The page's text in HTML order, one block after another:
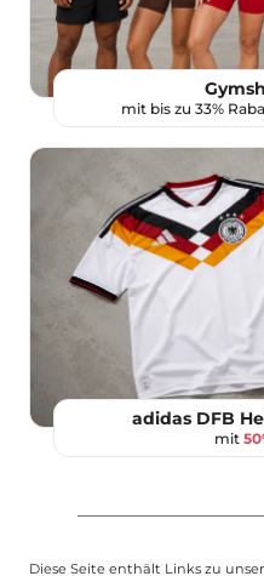
mit bis zu 33%
adidas DFB
mit
Diese Seite enthält Links zu